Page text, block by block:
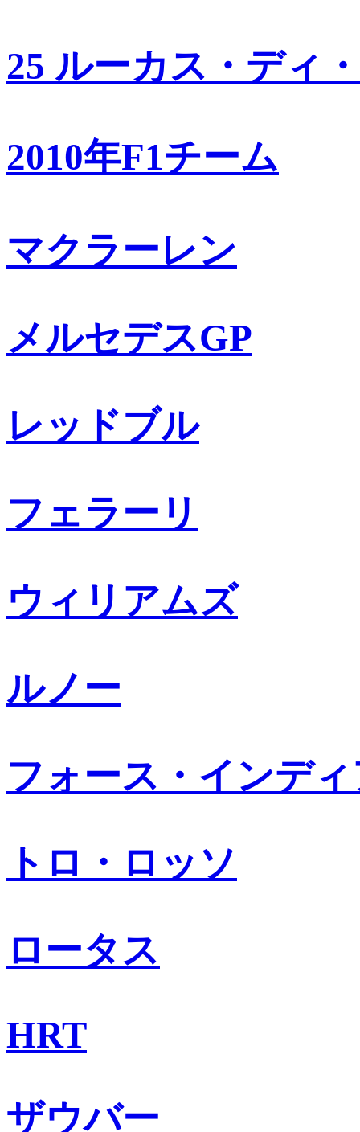
25 ルーカス・ディ
2010年F1チーム
マクラーレン
メルセデスGP
レッドブル
フェラーリ
ウィリアムズ
ルノー
フォース・インデ
トロ・ロッソ
ロータス
HRT
ザウバー